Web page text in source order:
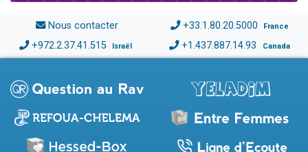
Nous contacter +33.1.80.20.5000 France
+972.2.37.41.515 Israël +1.437.887.14.93 Canada